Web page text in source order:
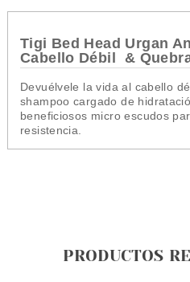
Tigi Bed Head Urgan
Cabello Débil &
Devuélvele la vida al cabello
shampoo cargado de
beneficiosos micro escudos
resistencia.
PRODUCTOS